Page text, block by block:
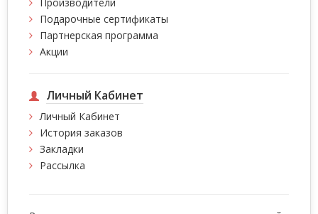
Подарочные сертификаты
Партнерская программа
Акции
Личный Кабинет
Личный Кабинет
История заказов
Закладки
Рассылка